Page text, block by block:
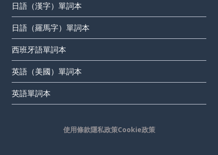
日語（漢字）單詞本
日語（羅馬字）單詞本
西班牙語單詞本
英語（美國）單詞本
英語單詞本
使用條款隱私政策Cookie政策